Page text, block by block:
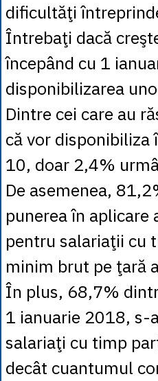
dificultăţi
Întrebaţi dacă
începând cu 1
disponibilizarea
Dintre cei care au
că vor
10, doar 2,4%
De asemenea,
punerea în
pentru salariaţii cu
minim brut pe ţară
În plus, 68,7%
1 ianuarie 2018, s-
salariaţi cu timp
decât cuantumul